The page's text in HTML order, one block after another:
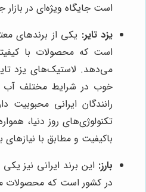
است جایگاه ویژه‌ای در
یزد تایر: یکی از برندهای
است که محصولات با
می‌دهد. لاستیک‌های یزد
خوب در شرایط مختلف آب
رانندگان ایرانی محبوبیت
تکنولوژی‌های روز دنیا،
باکیفیت و مطابق با نیازهای
بارز: این برند ایرانی نیز
در کشور است که محصولات